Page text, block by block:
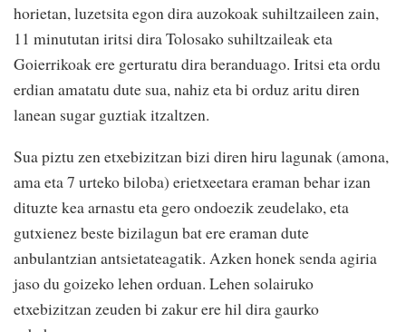
horietan, luzetsita egon dira auzokoak suhiltzaileen zain,
11 minututan iritsi dira Tolosako suhiltzaileak eta
Goierrikoak ere gerturatu dira beranduago. Iritsi eta ordu
erdian amatatu dute sua, nahiz eta bi orduz aritu diren
lanean sugar guztiak itzaltzen.
Sua piztu zen etxebizitzan bizi diren hiru lagunak (amona,
ama eta 7 urteko biloba) erietxeetara eraman behar izan
dituzte kea arnastu eta gero ondoezik zeudelako, eta
gutxienez beste bizilagun bat ere eraman dute
anbulantzian antsietateagatik. Azken honek senda agiria
jaso du goizeko lehen orduan. Lehen solairuko
etxebizitzan zeuden bi zakur ere hil dira gaurko